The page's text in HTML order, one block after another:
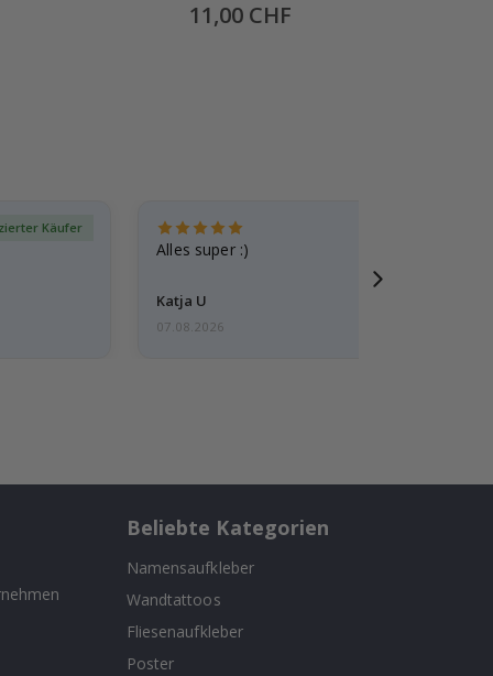
Special
Price
11,00 CHF
Käufer
Alles super :)
Katja U
07.08.2026
Beliebte Kategorien
Namensaufkleber
Wandtattoos
Fliesenaufkleber
Poster